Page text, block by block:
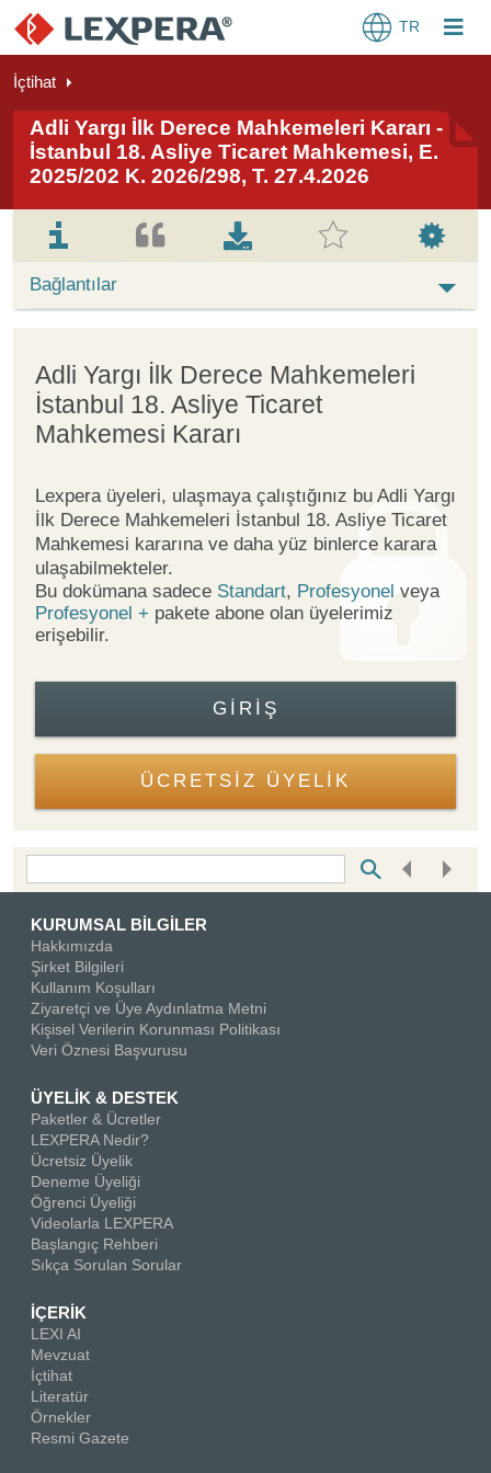
TR
İçtihat
Adli Yargı İlk Derece Mahkemeleri Kararı -
İstanbul 18. Asliye Ticaret Mahkemesi, E.
2025/202 K. 2026/298, T. 27.4.2026
Bağlantılar
Adli Yargı İlk Derece Mahkemeleri
İstanbul 18. Asliye Ticaret
Mahkemesi Kararı
Lexpera üyeleri, ulaşmaya çalıştığınız bu Adli Yargı
İlk Derece Mahkemeleri İstanbul 18. Asliye Ticaret
Mahkemesi kararına ve daha yüz binlerce karara
ulaşabilmekteler.
Bu dokümana sadece Standart, Profesyonel veya
Profesyonel + pakete abone olan üyelerimiz
erişebilir.
GIRIŞ
ÜCRETSİZ ÜYELİK
KURUMSAL BİLGİLER
Hakkımızda
Şirket Bilgileri
Kullanım Koşulları
Ziyaretçi ve Üye Aydınlatma Metni
Kişisel Verilerin Korunması Politikası
Veri Öznesi Başvurusu
ÜYELİK & DESTEK
Paketler & Ücretler
LEXPERA Nedir?
Ücretsiz Üyelik
Deneme Üyeliği
Öğrenci Üyeliği
Videolarla LEXPERA
Başlangıç Rehberi
Sıkça Sorulan Sorular
İÇERİK
LEXI AI
Mevzuat
İçtihat
Literatür
Örnekler
Resmi Gazete